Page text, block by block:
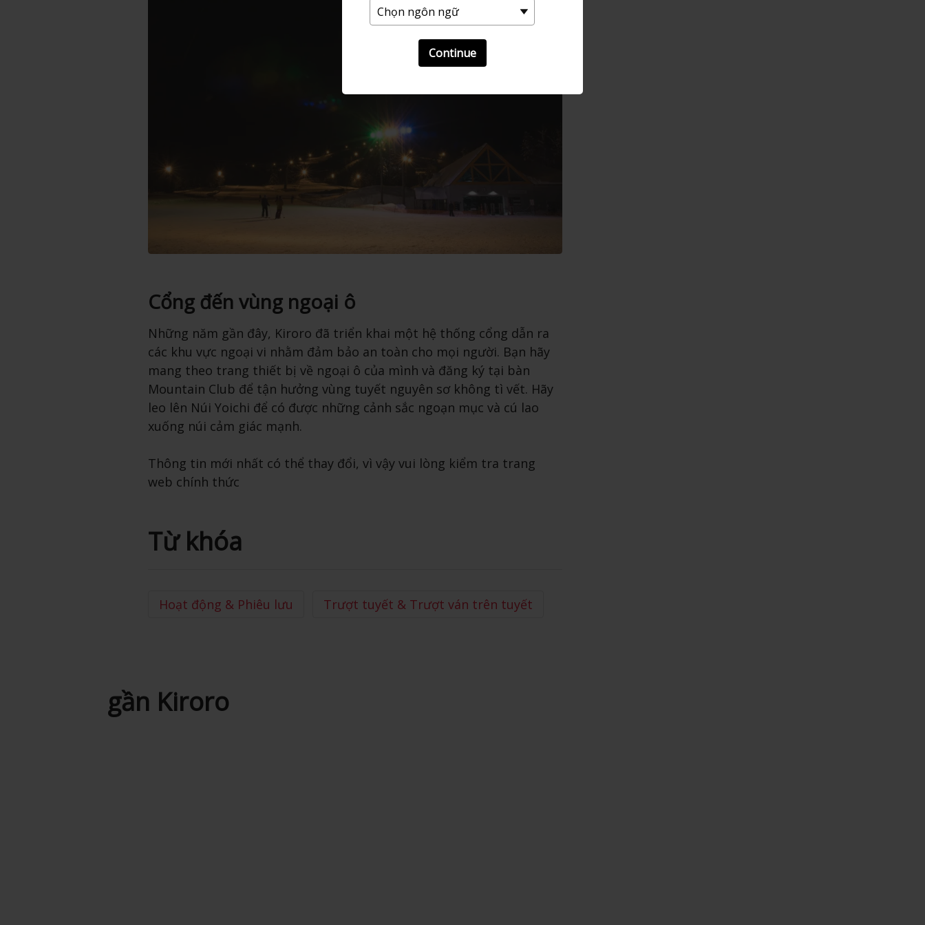
Continue
Cổng đến vùng ngoại ô
Những năm gần đây, Kiroro đã triển khai một hệ thống cổng dẫn ra
các khu vực ngoại vi nhằm đảm bảo an toàn cho mọi người. Bạn hãy
mang theo trang thiết bị về ngoại ô của mình và đăng ký tại bàn
Mountain Club để tận hưởng vùng tuyết nguyên sơ không tì vết. Hãy
leo lên Núi Yoichi để có được những cảnh sắc ngoạn mục và cú lao
xuống núi cảm giác mạnh.
Thông tin mới nhất có thể thay đổi, vì vậy vui lòng kiểm tra trang
web chính thức
Từ khóa
Hoạt động & Phiêu lưu Trượt tuyết & Trượt ván trên tuyết
gần Kiroro